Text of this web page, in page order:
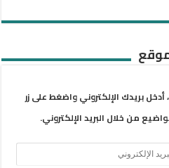
بريدك الإلكتروني واضغط على زر
من خلال البريد الإلكتروني.